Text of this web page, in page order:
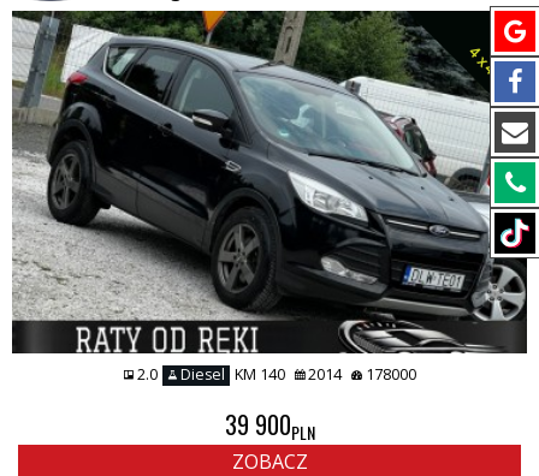
4 x 4
2.0 Diesel KM 140 2014 178000
39 900PLN
ZOBACZ